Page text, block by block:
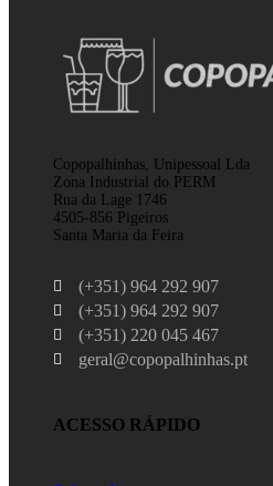
Copopalhinhas, Unipessoal Lda
Zona Industrial do PERM
Rua da Lage 1746
4505-856 Pigeiros
Santa Maria da Feira
(+351) 964 292 907
(+351) 964 292 907
(+351) 220 045 467
geral@copopalhinhas.pt
ACESSO RÁPIDO